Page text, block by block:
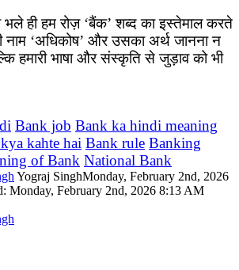
ही हम रोज़ ‘बैंक’ शब्द का इस्तेमाल करते
नाम ‘अधिकोष’ और उसका अर्थ जानना न
हमारी भाषा और संस्कृति से जुड़ाव को भी
Bank job Bank ka hindi meaning
kahte hai Bank rule Banking
of Bank National Bank
Yograj SinghMonday, February 2nd, 2026
Monday, February 2nd, 2026 8:13 AM